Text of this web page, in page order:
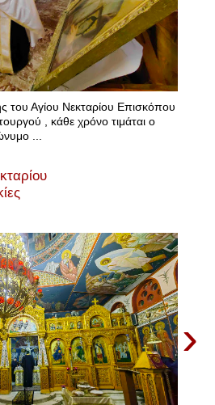
του Αγίου Νεκταρίου Επισκόπου
, κάθε χρόνο τιμάται ο
...
›